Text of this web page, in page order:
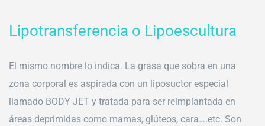
Lipotransferencia o Lipoescultura
El mismo nombre lo indica. La grasa que sobra en una
zona corporal es aspirada con un liposuctor especial
llamado BODY JET y tratada para ser reimplantada en
áreas deprimidas como mamas, glúteos, cara….etc. Son